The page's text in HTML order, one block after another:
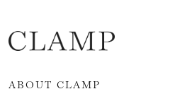
Skip to content
ABOUT CLAMP